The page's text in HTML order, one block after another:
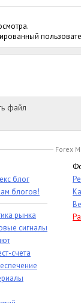
файл
Forex
блог
блогов!
рынка
сигналы
счета